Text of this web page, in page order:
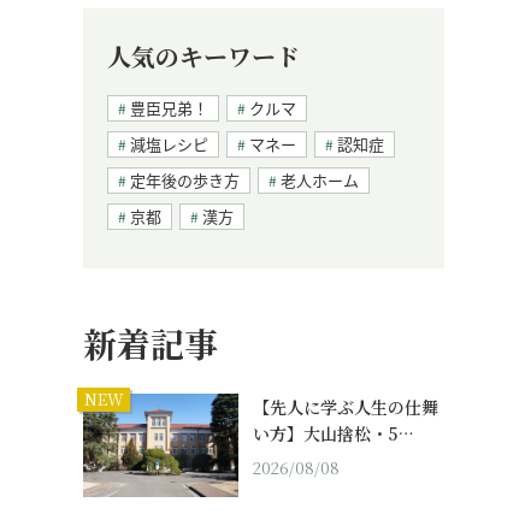
人気のキーワード
豊臣兄弟！
クルマ
減塩レシピ
マネー
認知症
定年後の歩き方
老人ホーム
京都
漢方
新着記事
NEW
【先人に学ぶ人生の仕舞
い方】大山捨松・5…
2026/08/08